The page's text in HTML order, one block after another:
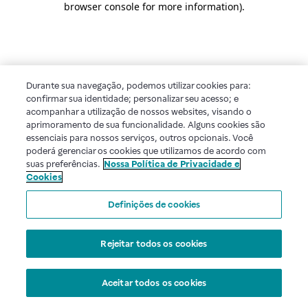
browser console for more information).
Durante sua navegação, podemos utilizar cookies para:
confirmar sua identidade; personalizar seu acesso; e
acompanhar a utilização de nossos websites, visando o
aprimoramento de sua funcionalidade. Alguns cookies são
essenciais para nossos serviços, outros opcionais. Você
poderá gerenciar os cookies que utilizamos de acordo com
suas preferências. Nossa Política de Privacidade e
Cookies
Definições de cookies
Rejeitar todos os cookies
Aceitar todos os cookies